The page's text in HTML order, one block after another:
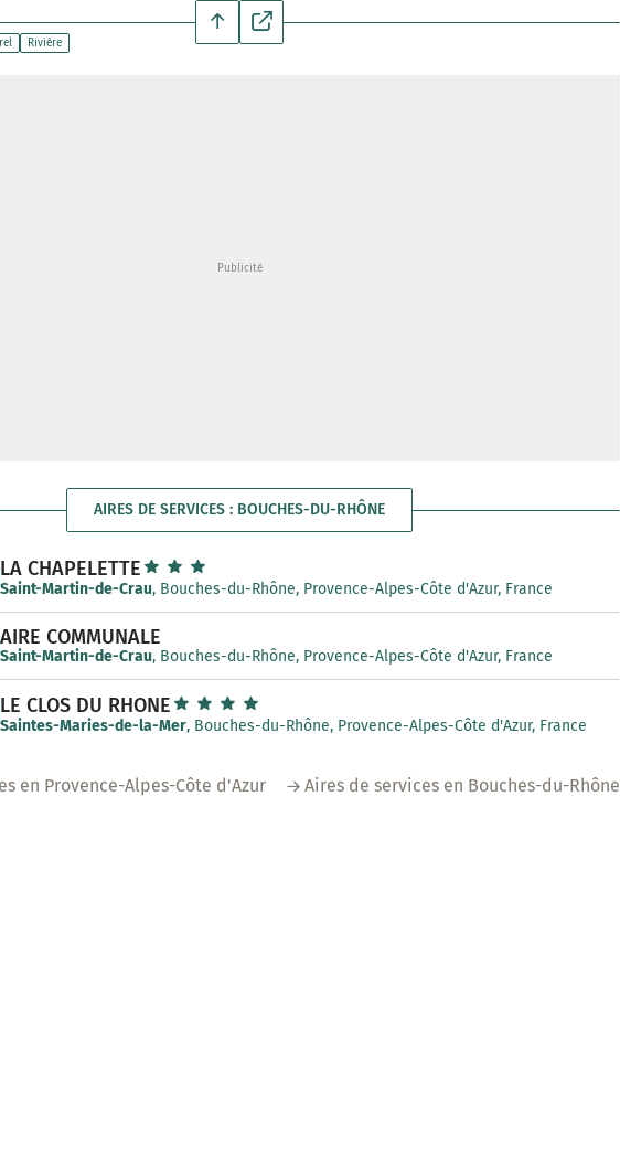
Rivière
AIRES DE SERVICES : BOUCHES-DU-RHÔNE
LA CHAPELETTE
Saint-Martin-de-Crau, Bouches-du-Rhône, Provence-Alpes-Côte d'Azur, France
AIRE COMMUNALE
Saint-Martin-de-Crau, Bouches-du-Rhône, Provence-Alpes-Côte d'Azur, France
LE CLOS DU RHONE
Saintes-Maries-de-la-Mer, Bouches-du-Rhône, Provence-Alpes-Côte d'Azur, France
en Provence-Alpes-Côte d'Azur Aires de services en Bouches-du-Rhône